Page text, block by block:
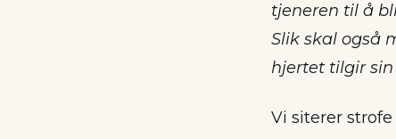
tjeneren til å
Slik skal også
hjertet tilgir sin
Vi siterer strofe